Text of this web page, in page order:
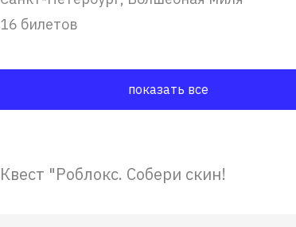
16 билетов
показать все
Квест "Роблокс. Собери скин!